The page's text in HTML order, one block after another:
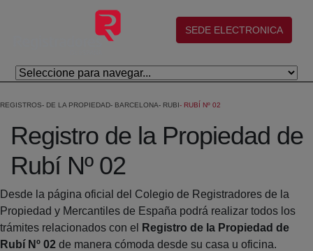
Skip to Main Content
(abre en nueva ventana)
SEDE ELECTRONICA
REGISTROS DE LA PROPIEDAD BARCELONA RUBI RUBÍ Nº 02
Registro de la Propiedad de
Rubí Nº 02
Desde la página oficial del Colegio de Registradores de la
Propiedad y Mercantiles de España podrá realizar todos los
trámites relacionados con el
Registro de la Propiedad de
Rubí Nº 02 de manera cómoda desde su casa u oficina.